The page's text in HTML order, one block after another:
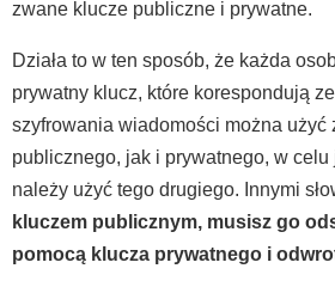
zwane klucze publiczne i prywatne.
Działa to w ten sposób, że każda
prywatny klucz, które korespondują
szyfrowania wiadomości można użyć
publicznego, jak i prywatnego, w
należy użyć tego drugiego. Innymi
kluczem publicznym, musisz go
pomocą klucza prywatnego i